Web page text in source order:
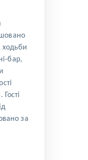
ходьби
бар,
за